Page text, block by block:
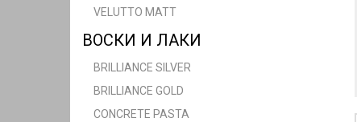
VELUTTO MATT
ВОСКИ И ЛАКИ
BRILLIANCE SILVER
BRILLIANCE GOLD
CONCRETE PASTA